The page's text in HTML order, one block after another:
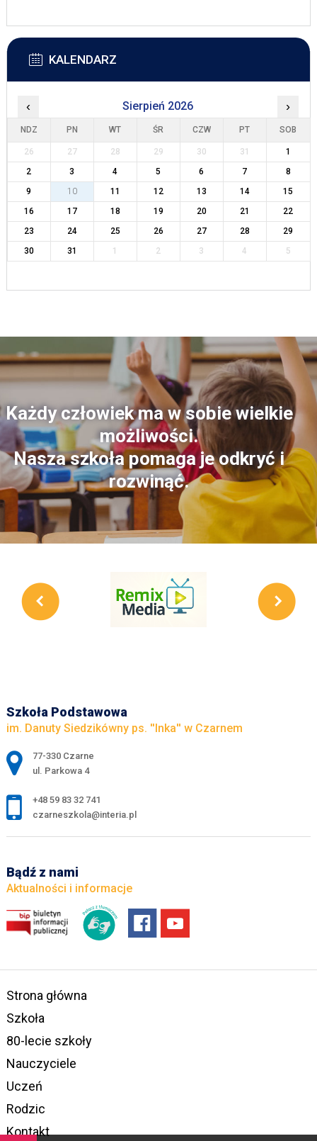
KALENDARZ
‹ Sierpień 2026 ›
NDZ PN WT ŚR CZW PT SOB
26 27 28 29 30 31
1
2
3 4 5 6 7
8
9
10 11 12 13 14
15
16
17 18 19 20 21
22
23
24 25 26 27 28
29
30
31 1 2 3 4 5
Każdy człowiek ma w sobie wielkie
możliwości.
Nasza szkoła pomaga je odkryć i
rozwinąć.
Szkoła Podstawowa
im. Danuty Siedzikówny ps. ''Inka'' w Czarnem
Adres pocztowy:
77-330 Czarne
ul. Parkowa 4
+48 59 83 32 741
czarneszkola@interia.pl
Bądź z nami
Aktualności i informacje
Strona główna
Szkoła
80-lecie szkoły
Nauczyciele
Uczeń
Rodzic
Kontakt